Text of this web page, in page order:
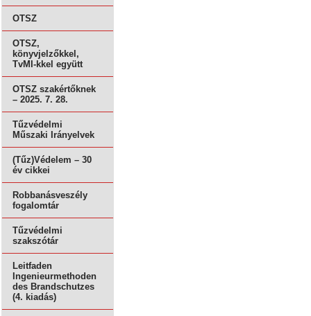
OTSZ
OTSZ,
könyvjelzőkkel,
TvMI-kkel együtt
OTSZ szakértőknek
– 2025. 7. 28.
Tűzvédelmi
Műszaki Irányelvek
(Tűz)Védelem – 30
év cikkei
Robbanásveszély
fogalomtár
Tűzvédelmi
szakszótár
Leitfaden
Ingenieurmethoden
des Brandschutzes
(4. kiadás)